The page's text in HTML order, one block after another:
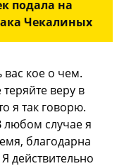
подала на
Чекалиных
кое о чем.
веру в
я так говорю.
случае я
благодарна
действительно